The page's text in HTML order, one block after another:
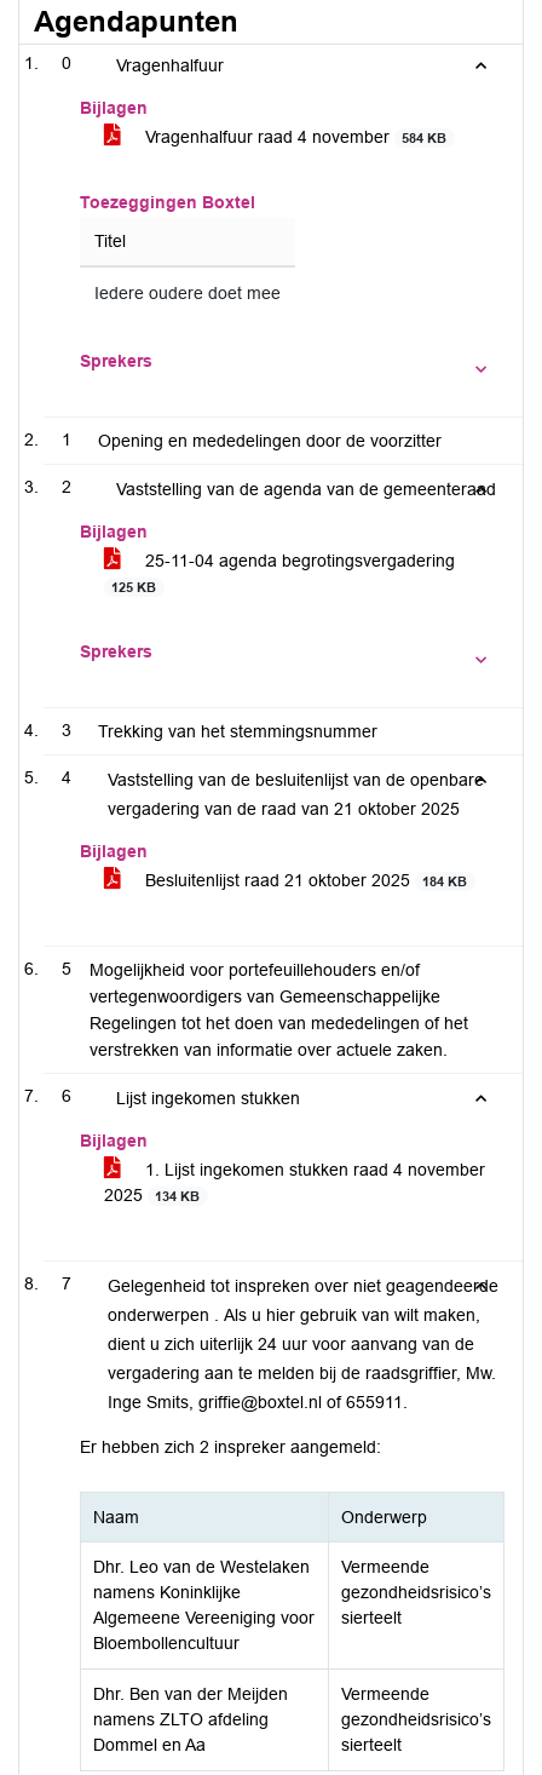
Agendapunten
0 Vragenhalfuur
Bijlagen
Vragenhalfuur raad 4 november
584 KB
Toezeggingen Boxtel
Titel
Iedere oudere doet mee
Sprekers
1 Opening en mededelingen door de voorzitter
2 Vaststelling van de agenda van de gemeenteraad
Bijlagen
25-11-04 agenda begrotingsvergadering
125 KB
Sprekers
3 Trekking van het stemmingsnummer
4
Vaststelling van de besluitenlijst van de openbare
vergadering van de raad van 21 oktober 2025
Bijlagen
Besluitenlijst raad 21 oktober 2025
184 KB
5
Mogelijkheid voor portefeuillehouders en/of
vertegenwoordigers van Gemeenschappelijke
Regelingen tot het doen van mededelingen of het
verstrekken van informatie over actuele zaken.
6 Lijst ingekomen stukken
Bijlagen
1. Lijst ingekomen stukken raad 4 november
2025
134 KB
7
Gelegenheid tot inspreken over niet geagendeerde
onderwerpen . Als u hier gebruik van wilt maken,
dient u zich uiterlijk 24 uur voor aanvang van de
vergadering aan te melden bij de raadsgriffier, Mw.
Inge Smits, griffie@boxtel.nl of 655911.
Er hebben zich 2 inspreker aangemeld:
Naam Onderwerp
Dhr. Leo van de Westelaken
namens Koninklijke
Algemeene Vereeniging voor
Bloembollencultuur
Vermeende
gezondheidsrisico’s
sierteelt
Dhr. Ben van der Meijden
namens ZLTO afdeling
Dommel en Aa
Vermeende
gezondheidsrisico’s
sierteelt